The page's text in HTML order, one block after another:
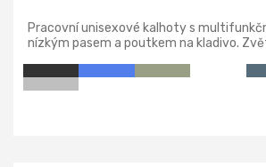
Pracovní unisexové kalhoty s
nízkým pasem a poutkem na kladivo.